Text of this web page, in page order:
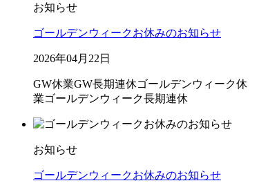
お知らせ
ゴールデンウィークお休みのお知らせ
2026年04月22日
GW休業GW長期連休ゴールデンウィーク休
業ゴールデンウィーク長期連休
お知らせ
ゴールデンウィークお休みのお知らせ